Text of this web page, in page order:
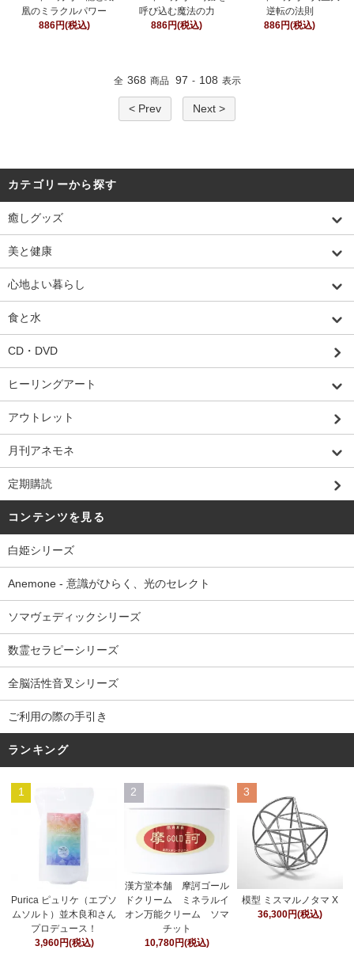
凰のミラクルパワー
886円(税込)
呼び込む魔法の力
886円(税込)
逆転の法則
886円(税込)
全 368 商品 97 - 108 表示
< Prev Next >
カテゴリーから探す
癒しグッズ
美と健康
心地よい暮らし
食と水
CD・DVD
ヒーリングアート
アウトレット
月刊アネモネ
定期購読
コンテンツを見る
白姫シリーズ
Anemone - 意識がひらく、光のセレクト
ソマヴェディックシリーズ
数霊セラピーシリーズ
全脳活性音叉シリーズ
ご利用の際の手引き
ランキング
1
Purica ピュリケ（エプソ
ムソルト）並木良和さん
プロデュース！
3,960円(税込)
2
漢方堂本舗 摩訶ゴール
ドクリーム ミネラルイ
オン万能クリーム ソマ
チット
10,780円(税込)
3
模型 ミスマルノタマ X
36,300円(税込)